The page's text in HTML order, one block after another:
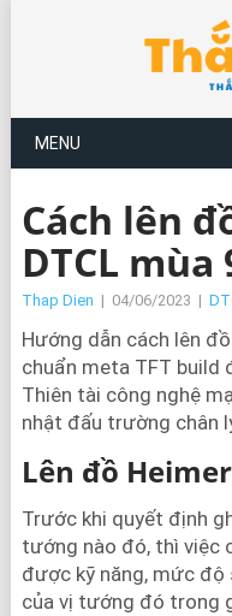
MENU
Cách lên
DTCL
Thap Dien | 04/06/2023 |
Hướng dẫn cách lên
chuẩn meta TFT build
Thiên tài công nghệ
nhật đấu trường chân
Lên đồ
Trước khi quyết định
tướng nào đó, thì việc
được kỹ năng, mức
của vị tướng đó trong